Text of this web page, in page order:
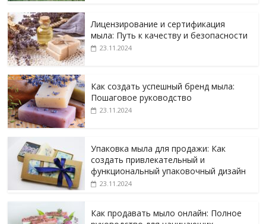
Лицензирование и сертификация
мыла: Путь к качеству и безопасности
23.11.2024
Как создать успешный бренд мыла:
Пошаговое руководство
23.11.2024
Упаковка мыла для продажи: Как
создать привлекательный и
функциональный упаковочный дизайн
23.11.2024
Как продавать мыло онлайн: Полное